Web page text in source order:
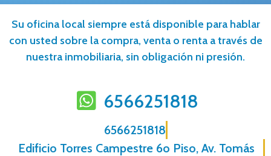
Su oficina local siempre está disponible para hablar
con usted sobre la compra, venta o renta a través de
nuestra inmobiliaria, sin obligación ni presión.
6566251818
6566251818
Edificio Torres Campestre 6o Piso, Av. Tomás